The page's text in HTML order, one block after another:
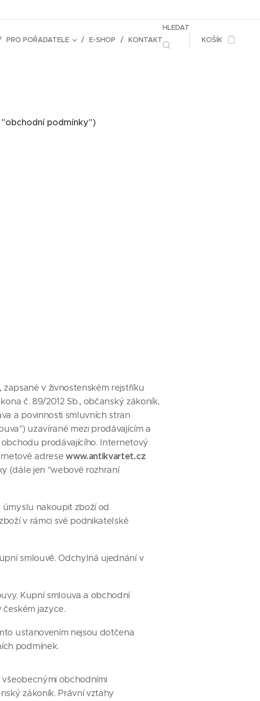
PRO POŘADATELE E-SHOP KONTAKT
HLEDAT
KOŠÍK
"obchodní podmínky")
v živnostenském rejstříku
č. 89/2012 Sb., občanský zákoník,
a povinnosti smluvních stran
uzavírané mezi prodávajícím a
prodávajícího. Internetový
adrese www.antikvartet.cz
(dále jen "webové rozhraní
nakoupit zboží od
v rámci své podnikatelské
smlouvě. Odchylná ujednání v
Kupní smlouva a obchodní
jazyce.
ustanovením nejsou dotčena
podmínek.
obchodními
zákoník. Právní vztahy